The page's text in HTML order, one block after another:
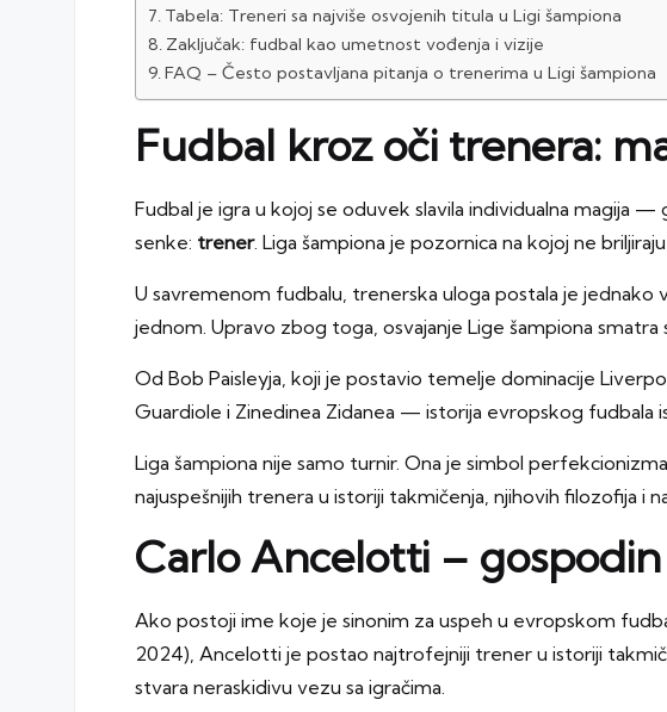
Tabela: Treneri sa najviše osvojenih titula u Ligi šampiona
Zaključak: fudbal kao umetnost vođenja i vizije
FAQ – Često postavljana pitanja o trenerima u Ligi šampiona
Fudbal kroz oči trenera:
Fudbal je igra u kojoj se oduvek slavila individualna magija
senke: trener. Liga šampiona je pozornica na kojoj ne
U savremenom fudbalu, trenerska uloga postala je
jednom. Upravo zbog toga, osvajanje Lige šampiona
Od Bob Paisleyja, koji je postavio temelje dominacije
Guardiole i Zinedinea Zidanea — istorija evropskog fudbala
Liga šampiona nije samo turnir. Ona je simbol
najuspešnijih trenera u istoriji takmičenja, njihovih filozofija i
Carlo Ancelotti –
Ako postoji ime koje je sinonim za uspeh u evropskom
2024), Ancelotti je postao najtrofejniji trener u istoriji
stvara neraskidivu vezu sa igračima.